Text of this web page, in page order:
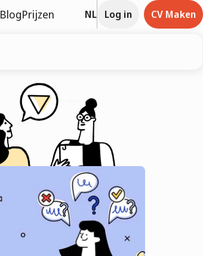
BlogPrijzen NL Log in CV Maken